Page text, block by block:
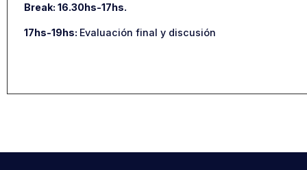
Break: 16.30hs-17hs.
17hs-19hs: Evaluación final y discusión